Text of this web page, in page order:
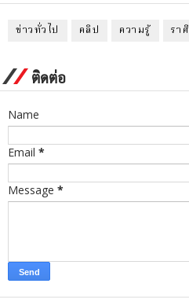
ข่าวทั่วไป คลิป ความรู้ ราศี
ติดต่อ
Name
Email *
Message *